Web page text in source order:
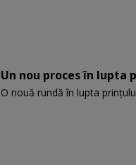
Un nou proces în
O nouă rundă în lupta